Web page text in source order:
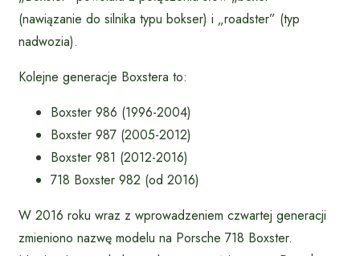
(nawiązanie do silnika typu bokser) i „roadster” (typ
nadwozia).
Kolejne generacje Boxstera to:
Boxster 986 (1996-2004)
Boxster 987 (2005-2012)
Boxster 981 (2012-2016)
718 Boxster 982 (od 2016)
W 2016 roku wraz z wprowadzeniem czwartej generacji
zmieniono nazwę modelu na Porsche 718 Boxster.